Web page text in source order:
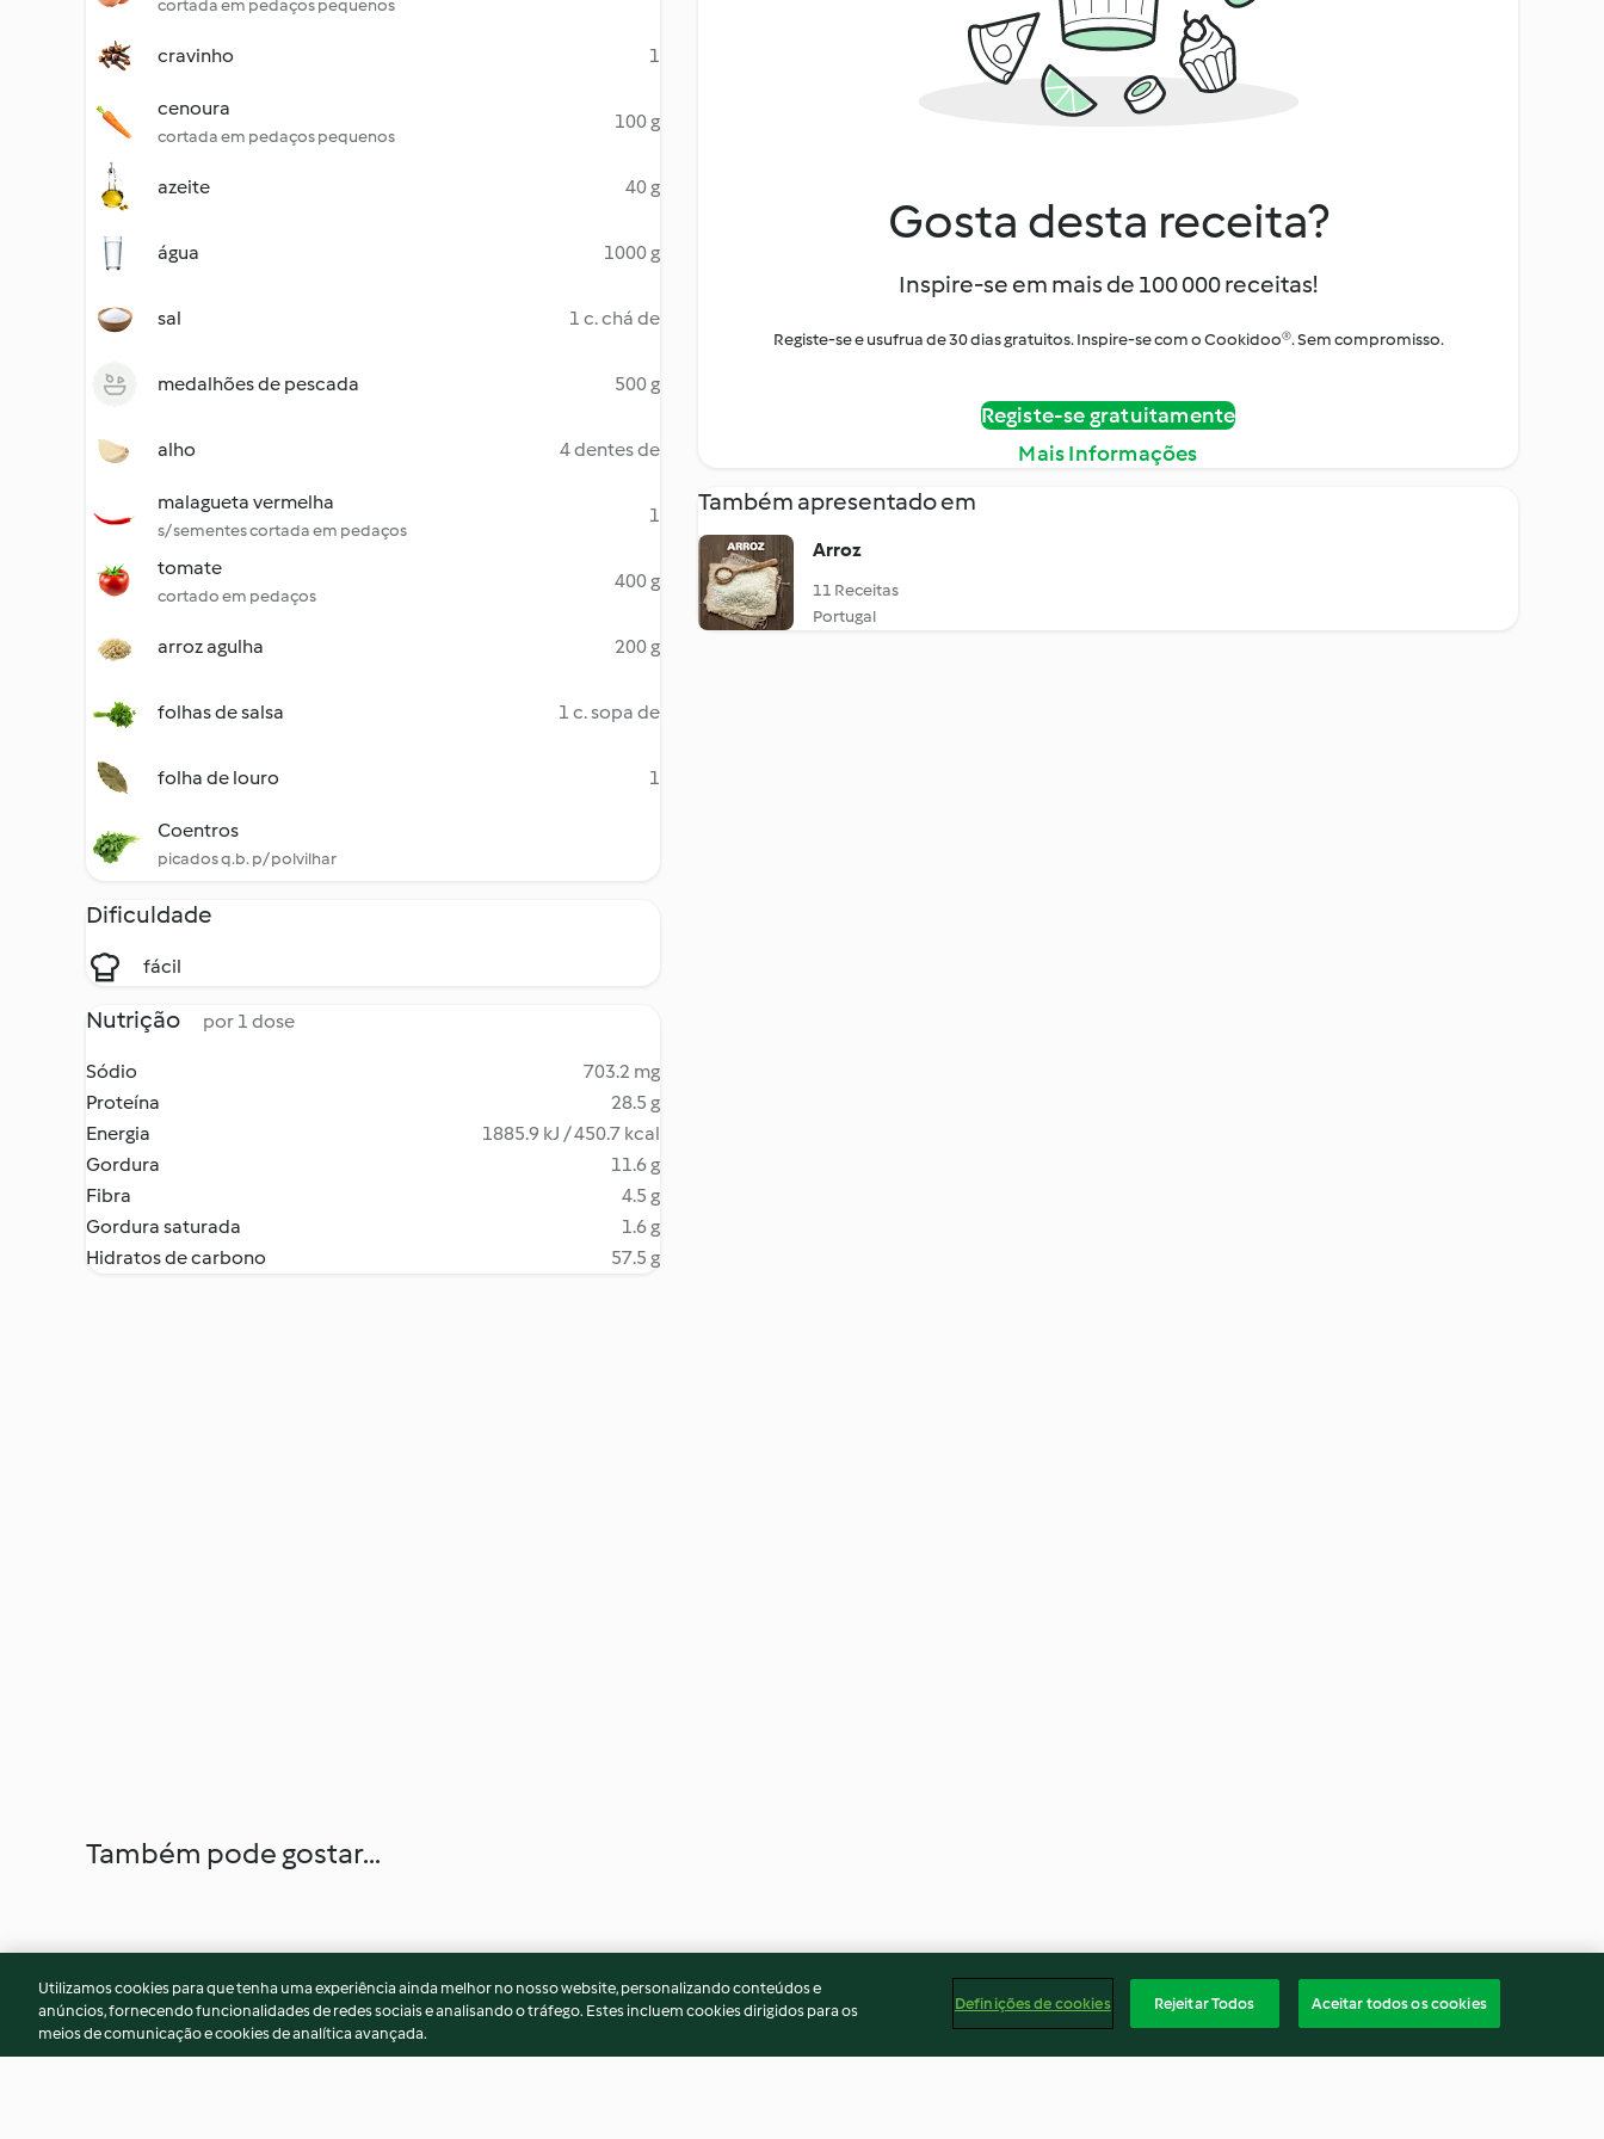
cortada em pedaços pequenos
cravinho 1
cenoura
cortada em pedaços pequenos
100 g
azeite 40 g
água 1000 g
sal 1 c. chá de
medalhões de pescada 500 g
alho 4 dentes de
malagueta vermelha
s/ sementes cortada em pedaços
1
tomate
cortado em pedaços
400 g
arroz agulha 200 g
folhas de salsa 1 c. sopa de
folha de louro 1
Coentros
picados q.b. p/ polvilhar
Dificuldade
fácil
Nutrição por 1 dose
Sódio
703.2 mg
Proteína
28.5 g
Energia
1885.9 kJ / 450.7 kcal
Gordura
11.6 g
Fibra
4.5 g
Gordura saturada
1.6 g
Hidratos de carbono
57.5 g
Gosta desta receita?
Inspire-se em mais de 100 000 receitas!
Registe-se e usufrua de 30 dias gratuitos. Inspire-se com o Cookidoo®. Sem compromisso.
Registe-se gratuitamente
Mais Informações
Também apresentado em
Arroz
11 Receitas
Portugal
Também pode gostar...
Utilizamos cookies para que tenha uma experiência ainda melhor no nosso website, personalizando conteúdos e
anúncios, fornecendo funcionalidades de redes sociais e analisando o tráfego. Estes incluem cookies dirigidos para os
meios de comunicação e cookies de analítica avançada.
Definições de cookies Rejeitar Todos Aceitar todos os cookies